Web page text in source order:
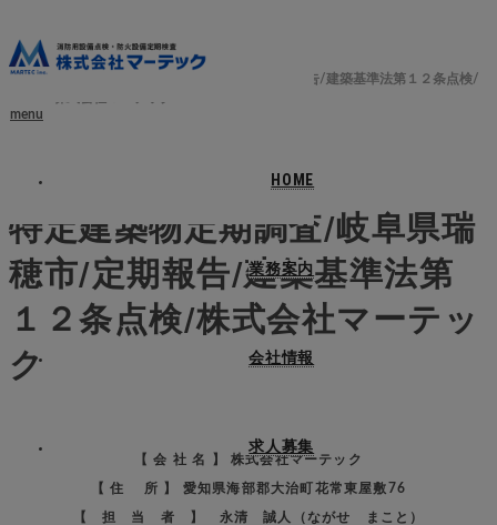
menu
HOME
業務案内
会社情報
求人募集
ブログ
三重県
特定建築物定期調査/岐阜県瑞穂市/定期報告/建築基準法第１２条点検/
特定建築物定期調査/岐阜県瑞
穂市/定期報告/建築基準法第
１２条点検/株式会社マーテッ
ク
【 会 社 名 】 株式会社マーテック
【 住 所 】 愛知県海部郡大治町花常東屋敷76
【 担 当 者 】 永清 誠人（ながせ まこと）